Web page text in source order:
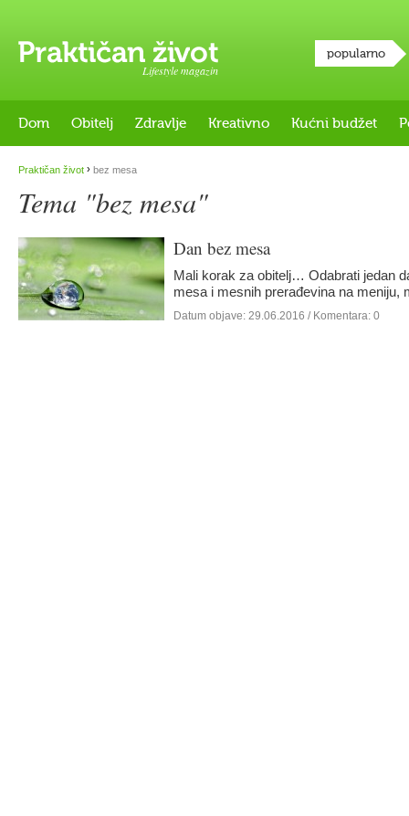
Lifestyle magazin
popularno
Dom Obitelj Zdravlje Kreativno Kućni budžet
Praktičan život › bez mesa
Tema "bez mesa"
Dan bez mesa
Mali korak za obitelj… Odabrati jedan
mesa i mesnih prerađevina na meniju,
Datum objave: 29.06.2016 / Komentara: 0